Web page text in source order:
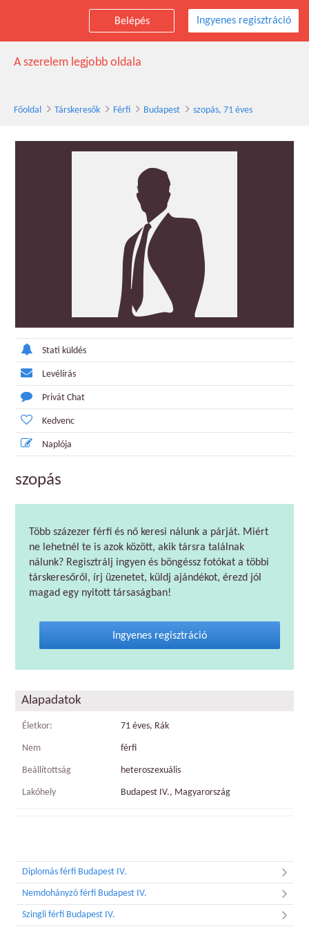
Belépés Ingyenes regisztráció
szopás társkereső férfi, 71 éves, Budapest
A szerelem legjobb oldala
Főoldal Társkeresők Férfi Budapest szopás, 71 éves
Stati küldés
Levélírás
Privát Chat
Kedvenc
Naplója
szopás
Több százezer férfi és nő keresi nálunk a párját. Miért
ne lehetnél te is azok között, akik társra találnak
nálunk? Regisztrálj ingyen és böngéssz fotókat a többi
társkeresőről, írj üzenetet, küldj ajándékot, érezd jól
magad egy nyitott társaságban!
Ingyenes regisztráció
Alapadatok
Életkor: 71 éves, Rák
Nem férfi
Beállítottság heteroszexuális
Lakóhely Budapest IV., Magyarország
Diplomás férfi Budapest IV.
Nemdohányzó férfi Budapest IV.
Szingli férfi Budapest IV.